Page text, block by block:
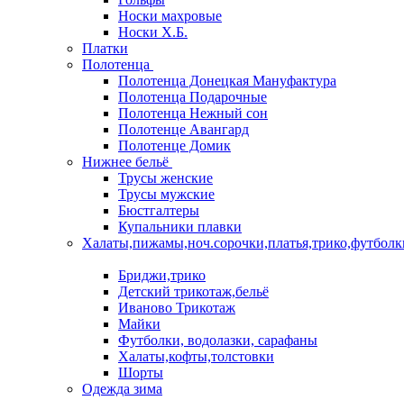
Носки махровые
Носки Х.Б.
Платки
Полотенца
Полотенца Донецкая Мануфактура
Полотенца Подарочные
Полотенца Нежный сон
Полотенце Авангард
Полотенце Домик
Нижнее бельё
Трусы женские
Трусы мужские
Бюстгалтеры
Купальники плавки
Бриджи,трико
Детский трикотаж,бельё
Иваново Трикотаж
Майки
Футболки, водолазки, сарафаны
Халаты,кофты,толстовки
Шорты
Одежда зима